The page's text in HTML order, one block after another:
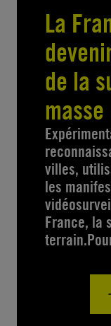
La
de la
masse
villes,
les
France, la